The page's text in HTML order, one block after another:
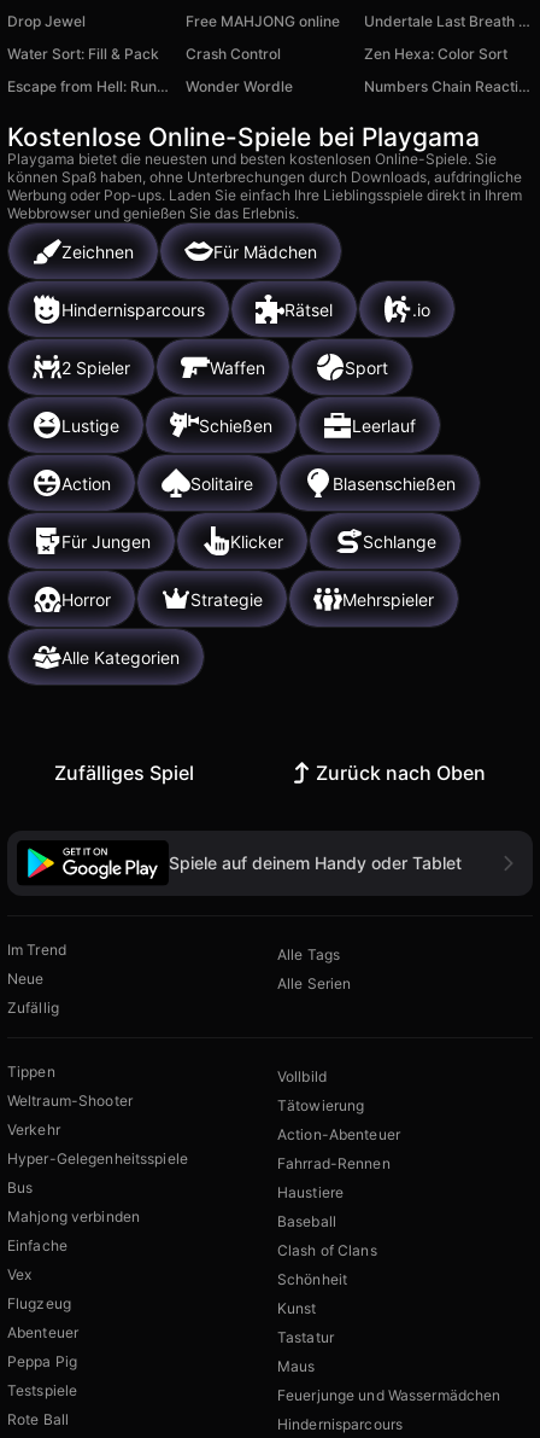
Drop Jewel
Free MAHJONG online
Undertale Last Breath Phase 3
Water Sort: Fill & Pack
Crash Control
Zen Hexa: Color Sort
Escape from Hell: Runner Game
Wonder Wordle Numbers Chain Reaction
Kostenlose Online-Spiele bei Playgama
Playgama bietet die neuesten und besten kostenlosen Online-Spiele. Sie
können Spaß haben, ohne Unterbrechungen durch Downloads, aufdringliche
Werbung oder Pop-ups. Laden Sie einfach Ihre Lieblingsspiele direkt in Ihrem
Webbrowser und genießen Sie das Erlebnis.
Zeichnen Für Mädchen
Hindernisparcours Rätsel .io
2 Spieler Waffen Sport
Lustige Schießen Leerlauf
Action Solitaire Blasenschießen
Für Jungen Klicker Schlange
Horror Strategie Mehrspieler
Alle Kategorien
Zufälliges Spiel Zurück nach Oben
Spiele auf deinem Handy oder Tablet
Im Trend
Neue
Zufällig
Alle Tags
Alle Serien
Tippen
Weltraum-Shooter
Verkehr
Hyper-Gelegenheitsspiele
Bus
Mahjong verbinden
Einfache
Vex
Flugzeug
Abenteuer
Peppa Pig
Testspiele
Rote Ball
Vollbild
Tätowierung
Action-Abenteuer
Fahrrad-Rennen
Haustiere
Baseball
Clash of Clans
Schönheit
Kunst
Tastatur
Maus
Feuerjunge und Wassermädchen
Hindernisparcours